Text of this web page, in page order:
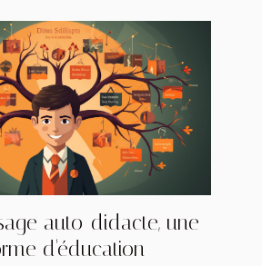
auto-didacte, une
d'éducation